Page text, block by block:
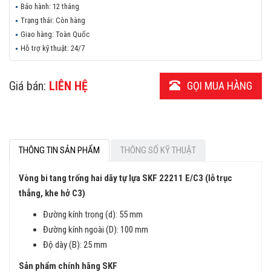
Bảo hành: 12 tháng
Trạng thái: Còn hàng
Giao hàng: Toàn Quốc
Hỗ trợ kỹ thuật: 24/7
Giá bán: LIÊN HỆ GỌI MUA HÀNG
THÔNG TIN SẢN PHẨM THÔNG SỐ KỸ THUẬT
Vòng bi tang trống hai dãy tự lựa SKF 22211 E/C3 (lỗ trục
thẳng, khe hở C3)
Đường kính trong (d): 55 mm
Đường kính ngoài (D): 100 mm
Độ dày (B): 25 mm
Sản phẩm chính hãng SKF